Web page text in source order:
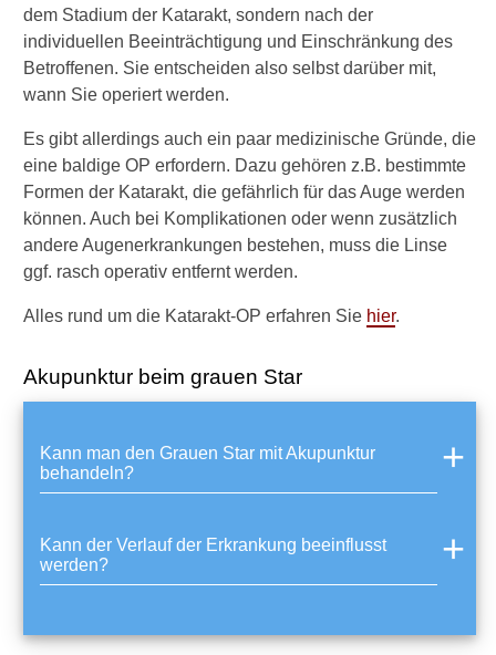
dem Stadium der Katarakt, sondern nach der
individuellen Beeinträchtigung und Einschränkung des
Betroffenen. Sie entscheiden also selbst darüber mit,
wann Sie operiert werden.
Es gibt allerdings auch ein paar medizinische Gründe, die
eine baldige OP erfordern. Dazu gehören z.B. bestimmte
Formen der Katarakt, die gefährlich für das Auge werden
können. Auch bei Komplikationen oder wenn zusätzlich
andere Augenerkrankungen bestehen, muss die Linse
ggf. rasch operativ entfernt werden.
Alles rund um die Katarakt-OP erfahren Sie hier.
Akupunktur beim grauen Star
Kann man den Grauen Star mit Akupunktur
behandeln?
Kann der Verlauf der Erkrankung beeinflusst
werden?
►
Symptome
►
Diagnostik
&
Laborwerte
Therapieverfahren
►
Medikamente
Gesundheitsthemen